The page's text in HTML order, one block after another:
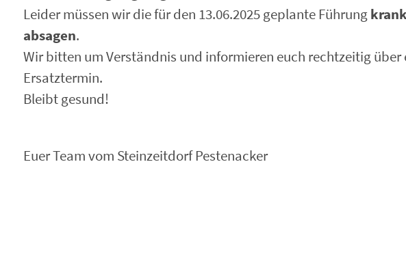
Leider müssen wir die für den 13.06.2025 geplante Führung
absagen.
Wir bitten um Verständnis und informieren euch rechtzeitig über
Ersatztermin.
Bleibt gesund!
Euer Team vom Steinzeitdorf Pestenacker